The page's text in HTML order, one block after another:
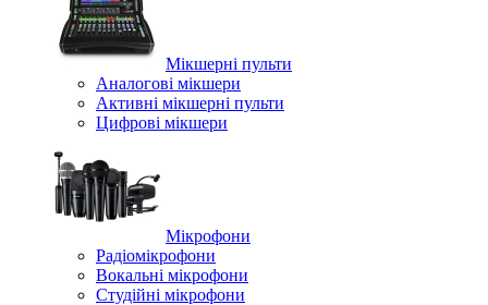
Мікшерні пульти
Аналогові мікшери
Активні мікшерні пульти
Цифрові мікшери
Мікрофони
Радіомікрофони
Вокальні мікрофони
Студійні мікрофони